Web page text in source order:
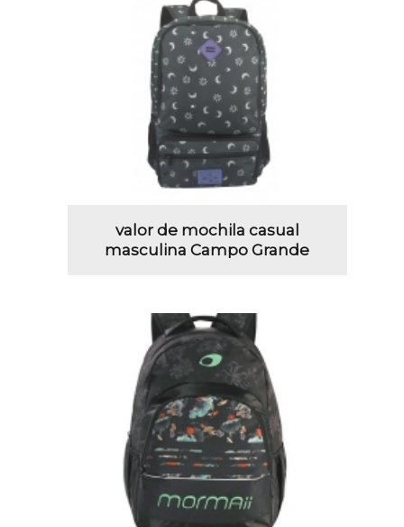
valor de mochila casual
masculina Campo Grande